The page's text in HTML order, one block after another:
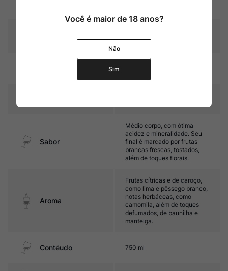
Sabor
Médio corpo, com ótima
acidez e mineralidade. Seu
final é marcado por frutas
brancas frescas, tostados,
além de toques florais.
Aroma
Frutas cítricas e de caroço,
como lima e pêssego branco,
notas herbáceas, como
camomila, além de toques
defumados, de baunilha e
manteiga.
Contéudo 750 ml
Você é maior de 18 anos?
Não
Sim